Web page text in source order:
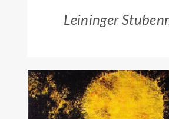
Leininger